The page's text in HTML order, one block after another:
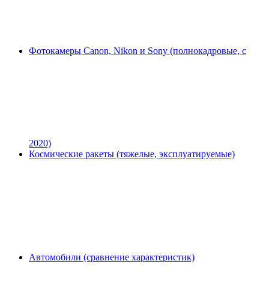
Фотокамеры Canon, Nikon и Sony (полнокадровые, с
2020)
Космические ракеты (тяжелые, эксплуатируемые)
Автомобили (сравнение характеристик)